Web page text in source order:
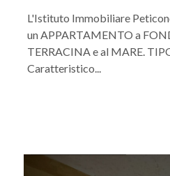
L'Istituto Immobiliare
un APPARTAMENTO a
TERRACINA e al MARE.
Caratteristico...